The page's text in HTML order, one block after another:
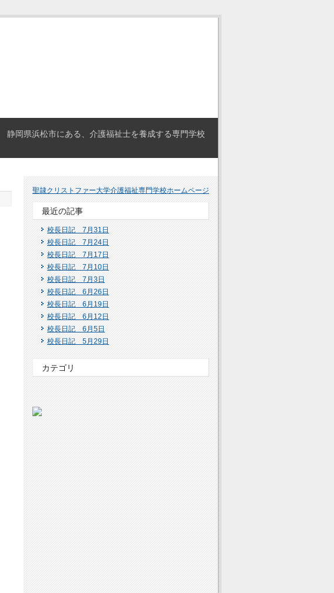
静岡県浜松市にある、介護福祉士を養成する専門学校
聖隷クリストファー大学介護福祉専門学校ホームページ
最近の記事
校長日記 7月31日
校長日記 7月24日
校長日記 7月17日
校長日記 7月10日
校長日記 7月3日
校長日記 6月26日
校長日記 6月19日
校長日記 6月12日
校長日記 6月5日
校長日記 5月29日
カテゴリ